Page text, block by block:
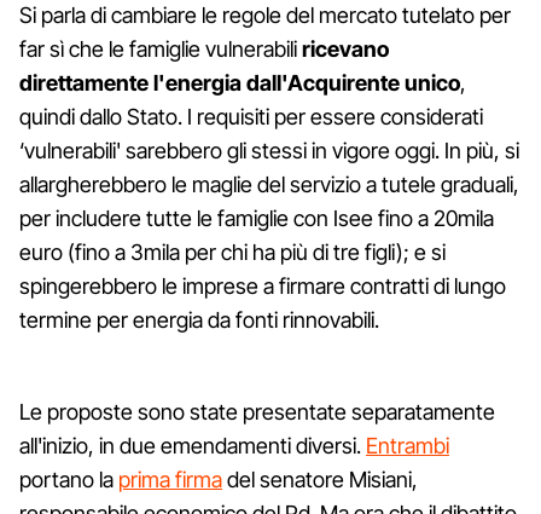
Si parla di cambiare le regole del mercato tutelato per
far sì che le famiglie vulnerabiliricevano
direttamente l'energia dall'Acquirente unico,
quindi dallo Stato. I requisiti per essere considerati
‘vulnerabili' sarebbero gli stessi in vigore oggi. In più, si
allargherebbero le maglie del servizio a tutele graduali,
per includere tutte le famiglie con Isee fino a 20mila
euro (fino a 3mila per chi ha più di tre figli); e si
spingerebbero le imprese a firmare contratti di lungo
termine per energia da fonti rinnovabili.
Le proposte sono state presentate separatamente
all'inizio, in due emendamenti diversi. Entrambi
portano la prima firmadel senatore Misiani,